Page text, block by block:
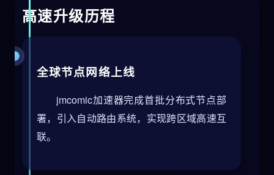
高速升级历程
全球节点网络上线
jmcomic加速器完成首批分布式节点部
署，引入自动路由系统，实现跨区域高速互
联。